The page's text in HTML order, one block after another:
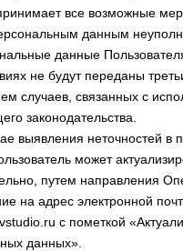
все возможные
данным
данные
не будут переданы
случаев, связанных с
законодательства.
выявления неточностей в
может
путем направления
на адрес электронной
с пометкой
данных».